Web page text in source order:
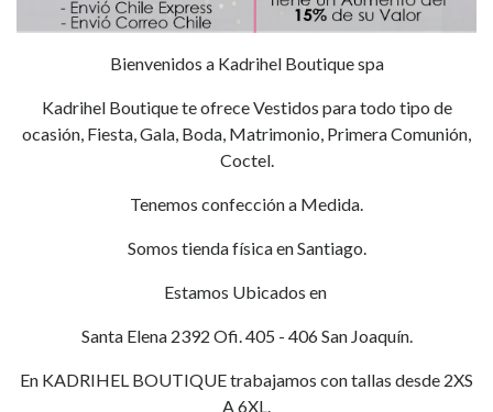
Bienvenidos a Kadrihel Boutique spa
Kadrihel Boutique te ofrece Vestidos para todo tipo de
ocasión, Fiesta, Gala, Boda, Matrimonio, Primera Comunión,
Coctel.
Tenemos confección a Medida.
Somos tienda física en Santiago.
Estamos Ubicados en
Santa Elena 2392 Ofi. 405 - 406 San Joaquín.
En KADRIHEL BOUTIQUE trabajamos con tallas desde 2XS
A 6XL.